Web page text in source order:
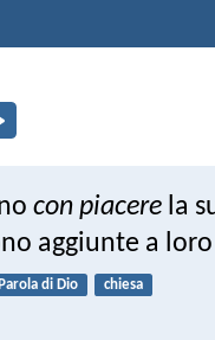
con piacere la
aggiunte a
Parola di Dio chiesa